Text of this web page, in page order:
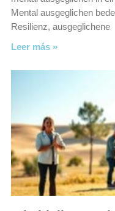
Mental ausgeglichen
Resilienz, ausgeglichene
Leer más »